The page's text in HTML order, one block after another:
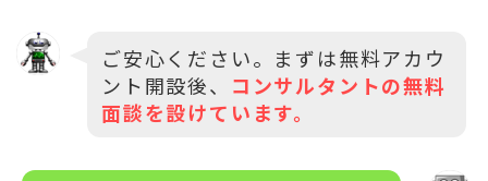
ご安心ください。まずは無料アカウ
ント開設後、 コンサルタントの無料
面談を設けています。